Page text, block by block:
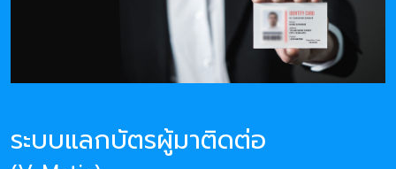
ระบบแลกบัตรผู้มาติดต่อ